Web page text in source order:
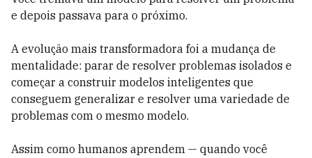
e depois passava para o próximo.
A evolução mais transformadora foi a mudança de
mentalidade: parar de resolver problemas isolados e
começar a construir modelos inteligentes que
conseguem generalizar e resolver uma variedade de
problemas com o mesmo modelo.
Assim como humanos aprendem — quando você